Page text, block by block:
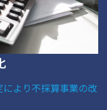
より不採算事業の改